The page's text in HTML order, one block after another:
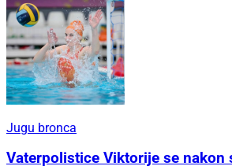
Jugu bronca
Vaterpolistice Viktorije se nakon